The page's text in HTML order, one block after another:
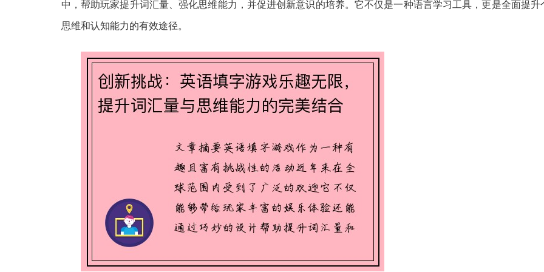
中，帮助玩家提升词汇量、强化思维能力，并促进创新意识的培养。它不仅是一种语言学习工具，更是全面提升
思维和认知能力的有效途径。